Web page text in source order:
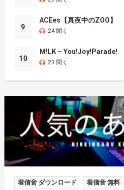
9
ACEes【真夜中のZOO】
24 聞く
10
M!LK – You!Joy!Parade!
23 聞く
着信音 ダウンロード 着信音 無料